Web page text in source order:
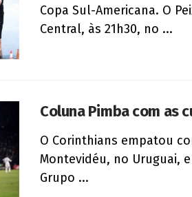
Copa Sul-Americana. O
Central, às 21h30, no ...
Coluna Pimba com as
O Corinthians empatou
Montevidéu, no Uruguai,
Grupo ...